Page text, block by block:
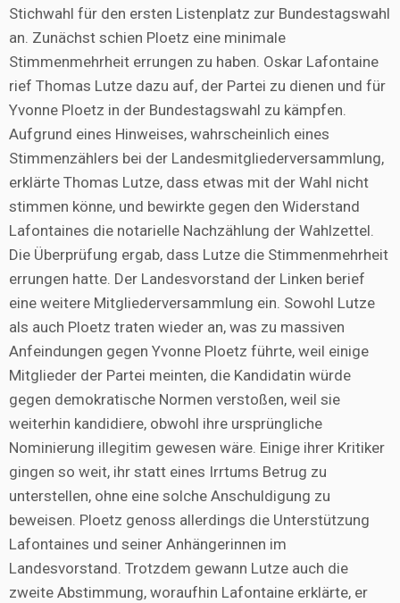
Stichwahl für den ersten Listenplatz zur Bundestagswahl
an. Zunächst schien Ploetz eine minimale
Stimmenmehrheit errungen zu haben. Oskar Lafontaine
rief Thomas Lutze dazu auf, der Partei zu dienen und für
Yvonne Ploetz in der Bundestagswahl zu kämpfen.
Aufgrund eines Hinweises, wahrscheinlich eines
Stimmenzählers bei der Landesmitgliederversammlung,
erklärte Thomas Lutze, dass etwas mit der Wahl nicht
stimmen könne, und bewirkte gegen den Widerstand
Lafontaines die notarielle Nachzählung der Wahlzettel.
Die Überprüfung ergab, dass Lutze die Stimmenmehrheit
errungen hatte. Der Landesvorstand der Linken berief
eine weitere Mitgliederversammlung ein. Sowohl Lutze
als auch Ploetz traten wieder an, was zu massiven
Anfeindungen gegen Yvonne Ploetz führte, weil einige
Mitglieder der Partei meinten, die Kandidatin würde
gegen demokratische Normen verstoßen, weil sie
weiterhin kandidiere, obwohl ihre ursprüngliche
Nominierung illegitim gewesen wäre. Einige ihrer Kritiker
gingen so weit, ihr statt eines Irrtums Betrug zu
unterstellen, ohne eine solche Anschuldigung zu
beweisen. Ploetz genoss allerdings die Unterstützung
Lafontaines und seiner Anhängerinnen im
Landesvorstand. Trotzdem gewann Lutze auch die
zweite Abstimmung, woraufhin Lafontaine erklärte, er